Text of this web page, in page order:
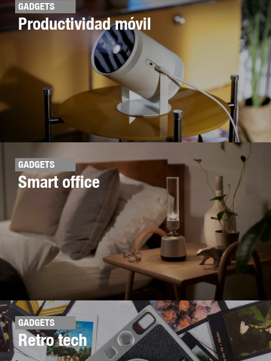
GADGETS
Productividad móvil
GADGETS
Smart office
GADGETS
Retro tech